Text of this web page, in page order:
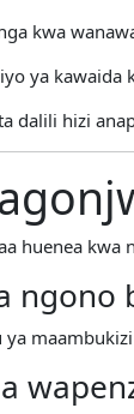
kwa
ya kawaida
dalili hizi
huenea